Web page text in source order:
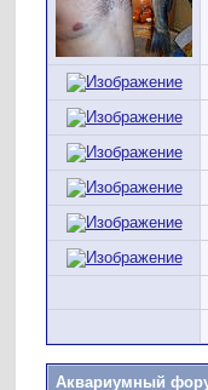
Аквариумный